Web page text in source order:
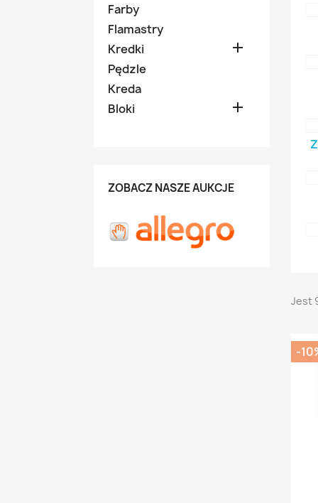
Farby
Flamastry
Kredki

Pędzle
Kreda
Bloki

ZOBACZ NASZE AUKCJE
Jest
-